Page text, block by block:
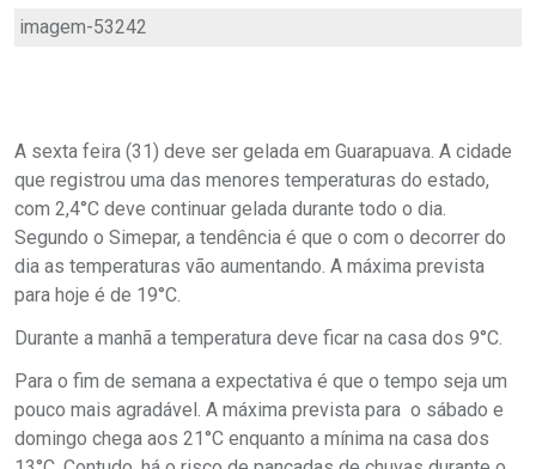
imagem-53242
A sexta feira (31) deve ser gelada em Guarapuava. A cidade
que registrou uma das menores temperaturas do estado,
com 2,4°C deve continuar gelada durante todo o dia.
Segundo o Simepar, a tendência é que o com o decorrer do
dia as temperaturas vão aumentando. A máxima prevista
para hoje é de 19°C.
Durante a manhã a temperatura deve ficar na casa dos 9°C.
Para o fim de semana a expectativa é que o tempo seja um
pouco mais agradável. A máxima prevista para o sábado e
domingo chega aos 21°C enquanto a mínima na casa dos